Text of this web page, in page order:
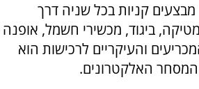
מבצעים קניות בכל שניה דרך
ביגוד, מכשירי חשמל, אופנה
והעיקריים לרכישות הוא
המסחר האלקטרונים.